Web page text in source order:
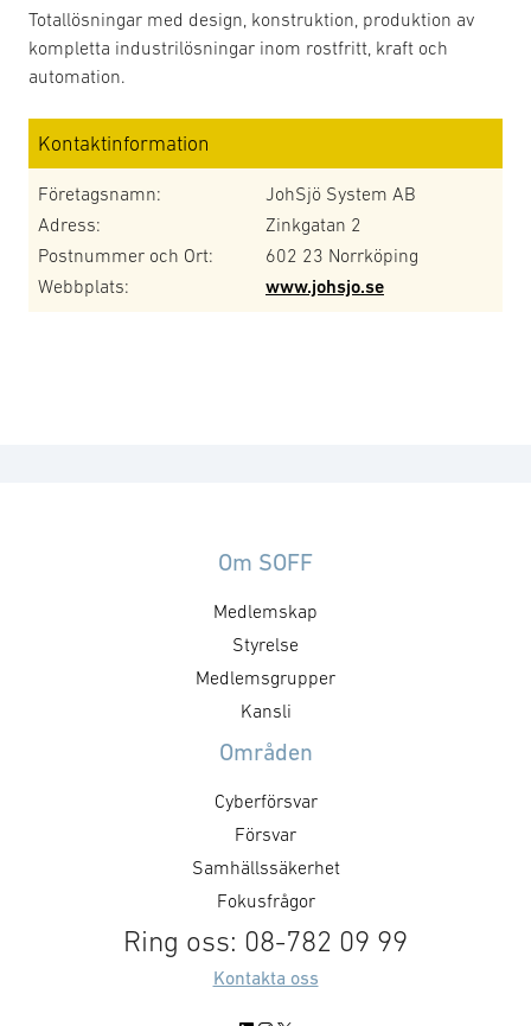
Totallösningar med design, konstruktion, produktion av
kompletta industrilösningar inom rostfritt, kraft och
automation.
Kontaktinformation
Företagsnamn:
JohSjö System AB
Adress:
Zinkgatan 2
Postnummer och Ort:
602 23 Norrköping
Webbplats:
www.johsjo.se
Om SOFF
Medlemskap
Styrelse
Medlemsgrupper
Kansli
Områden
Cyberförsvar
Försvar
Samhällssäkerhet
Fokusfrågor
Ring oss: 08-782 09 99
Kontakta oss